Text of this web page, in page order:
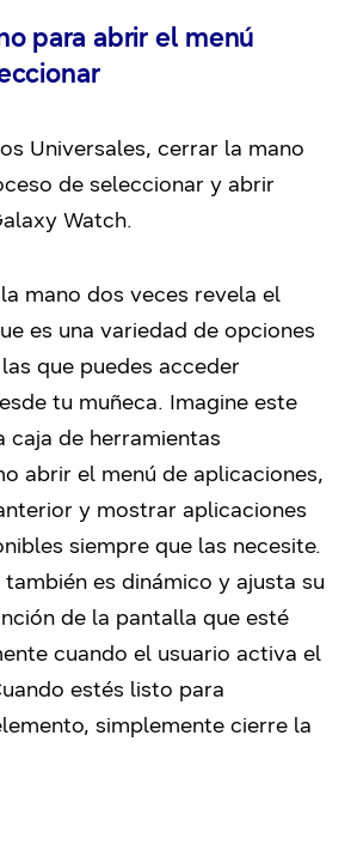
para abrir el menú
Universales, cerrar la mano
de seleccionar y abrir
Watch.
mano dos veces revela el
es una variedad de opciones
que puedes acceder
tu muñeca. Imagine este
caja de herramientas
abrir el menú de aplicaciones,
y mostrar aplicaciones
siempre que las necesite.
es dinámico y ajusta su
de la pantalla que esté
cuando el usuario activa el
estés listo para
simplemente cierre la